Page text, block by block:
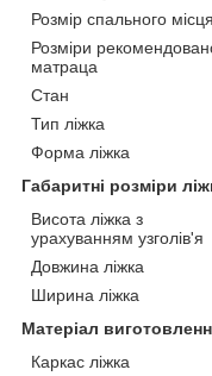
Розмір спального місця
Розміри
матраца
Стан
Тип ліжка
Форма ліжка
Габаритні розміри
Висота ліжка з
урахуванням узголів'я
Довжина ліжка
Ширина ліжка
Матеріал
Каркас ліжка